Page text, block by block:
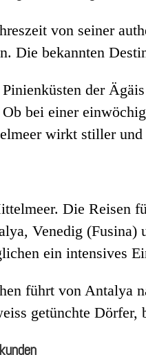
von seiner
Die bekannten
der
bei einer
wirkt stiller
Die Reisen
Venedig
ein intensives
führt von Antalya
getünchte